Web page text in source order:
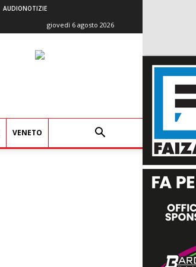
AUDIONOTIZIE
giovedì 6 agosto 2026
VENETO